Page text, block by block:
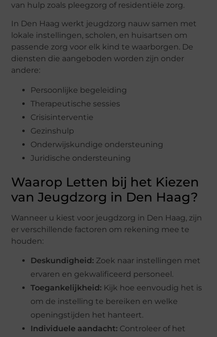
van hulp zoals pleegzorg of residentiële zorg.
In Den Haag werkt jeugdzorg nauw samen met
lokale instellingen, scholen, en huisartsen om
passende zorg voor elk kind te waarborgen. De
diensten die aangeboden worden zijn onder
andere:
Persoonlijke begeleiding
Therapeutische sessies
Crisisinterventie
Gezinshulp
Onderwijskundige ondersteuning
Juridische ondersteuning
Waarop Letten bij het Kiezen
van Jeugdzorg in Den Haag?
Wanneer u kiest voor jeugdzorg in Den Haag, zijn
er verschillende factoren om rekening mee te
houden:
Deskundigheid: Zoek naar instellingen met
ervaren en gekwalificeerd personeel.
Toegankelijkheid: Kijk hoe eenvoudig het is
om de instelling te bereiken en welke
openingstijden het hanteert.
Individuele aandacht: Controleer of het